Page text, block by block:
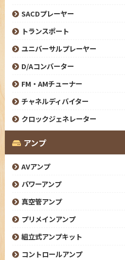
SACDプレーヤー
トランスポート
ユニバーサルプレーヤー
D/Aコンバーター
FM・AMチューナー
チャネルディバイター
クロックジェネレーター
アンプ
AVアンプ
パワーアンプ
真空管アンプ
プリメインアンプ
組立式アンプキット
コントロールアンプ